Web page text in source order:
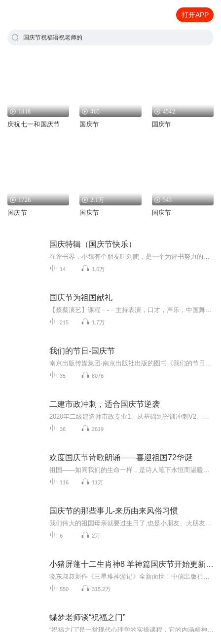
打开APP
国庆节祝福语祝老师的
1818
庆祝七一和国庆节
465
国庆节
4542
国庆节
1726
国庆节
2.1万
国庆节
543
国庆节
国庆特辑（国庆节快乐）
14 1.6万
国庆节为祖国献礼
215 1.7万
我们的节日-国庆节
35 8076
二建市政冲刺，适合国庆节逆袭
36 2619
欢度国庆节诗歌朗诵——喜迎祖国72华诞
116 11万
国庆节的那些事儿-来历由来风俗习惯
6 2万
小猪屏蓬十二生肖神8 羊神篇国庆节开始更新啦！
550 315.2万
蝶梦老师谈“祝福之门”